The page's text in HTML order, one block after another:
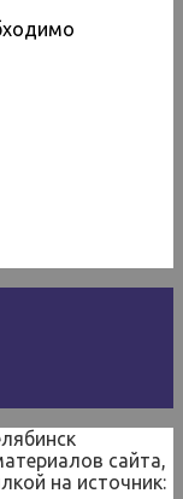
сайта,
на источник: